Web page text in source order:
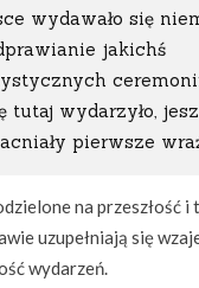
wydawało się
jakichś
tutaj wydarzyło,
pierwsze
na przeszłość i
uzupełniają się
wydarzeń.